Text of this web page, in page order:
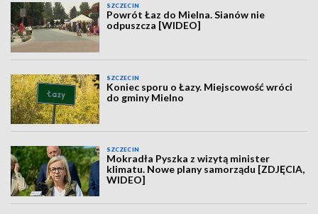
SZCZECIN
Powrót Łaz do Mielna. Sianów nie
odpuszcza [WIDEO]
SZCZECIN
Koniec sporu o Łazy. Miejscowość wróci
do gminy Mielno
SZCZECIN
Mokradła Pyszka z wizytą minister
klimatu. Nowe plany samorządu [ZDJĘCIA,
WIDEO]